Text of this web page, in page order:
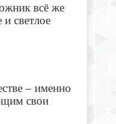
всё же
светлое
– именно
свои